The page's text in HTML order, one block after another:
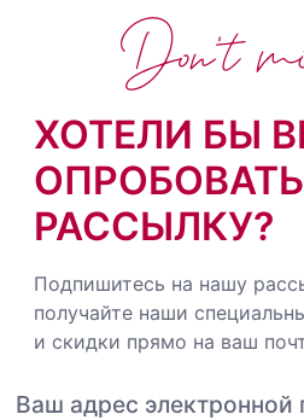
ХОТЕЛИ БЫ
ОПРОБОВАТЬ
РАССЫЛКУ?
Подпишитесь на нашу
получайте наши
и скидки прямо на ваш
Don't